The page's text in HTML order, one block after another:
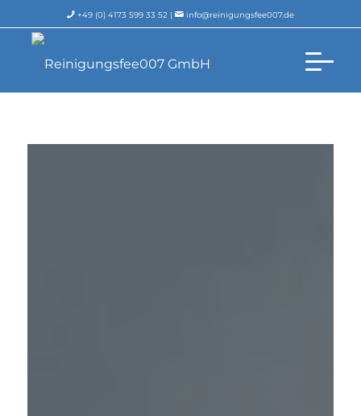
+49 (0) 4173 599 33 52 | info@reinigungsfee007.de